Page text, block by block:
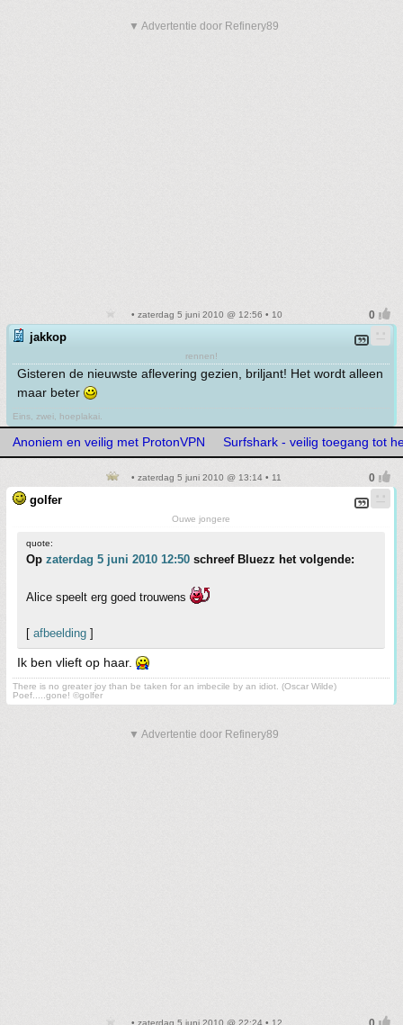
▼ Advertentie door Refinery89
• zaterdag 5 juni 2010 @ 12:56 • 10
jakkop
rennen!
Gisteren de nieuwste aflevering gezien, briljant! Het wordt alleen
maar beter
Eins, zwei, hoeplakai.
Anoniem en veilig met ProtonVPN Surfshark - veilig toegang tot
• zaterdag 5 juni 2010 @ 13:14 • 11
golfer
Ouwe jongere
quote:
Op zaterdag 5 juni 2010 12:50 schreef Bluezz het volgende:
Alice speelt erg goed trouwens
[ afbeelding ]
Ik ben vlieft op haar.
There is no greater joy than be taken for an imbecile by an idiot. (Oscar Wilde)
Poef.....gone! ©golfer
▼ Advertentie door Refinery89
• zaterdag 5 juni 2010 @ 22:24 • 12